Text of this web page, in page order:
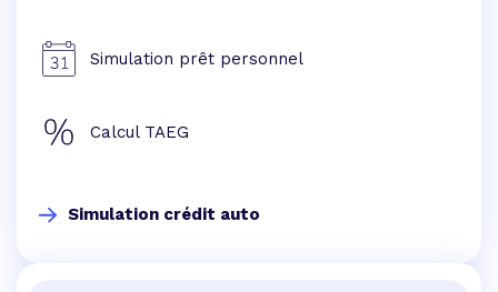
Simulation prêt personnel
Calcul TAEG
Simulation crédit auto